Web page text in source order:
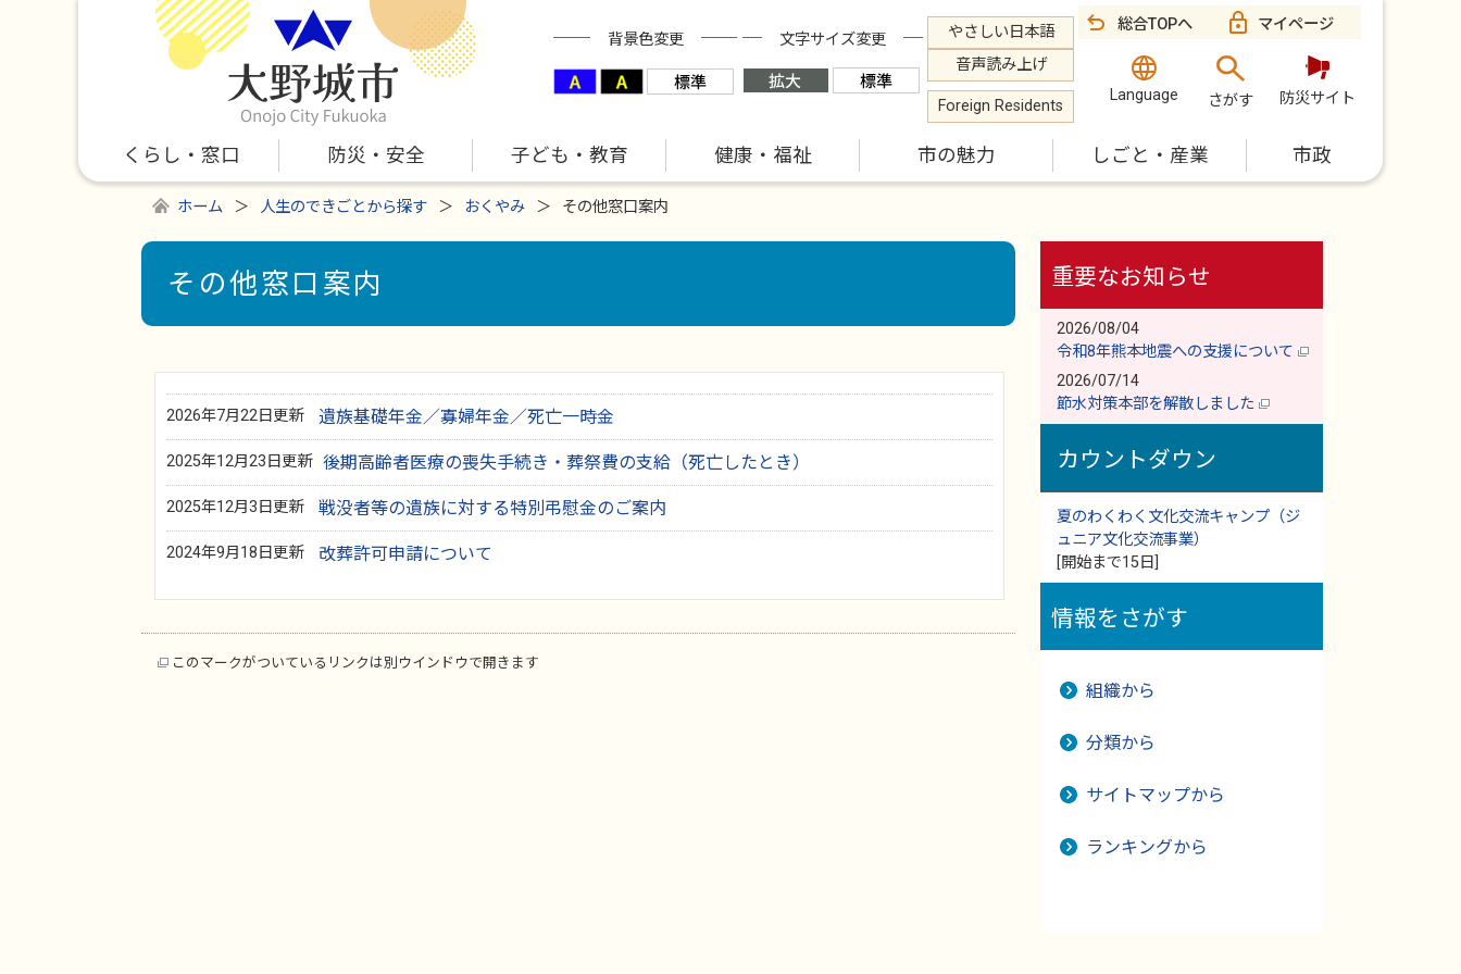
背景色変更 文字サイズ変更
やさしい日本語
音声読み上げ
Foreign Residents
総合TOPへ マイページ
Language さがす 防災サイト
くらし・窓口 防災・安全 子ども・教育 健康・福祉 市の魅力 しごと・産業 市政
ホーム 人生のできごとから探す おくやみ その他窓口案内
その他窓口案内
2026年7月22日更新 遺族基礎年金／寡婦年金／死亡一時金
2025年12月23日更新 後期高齢者医療の喪失手続き・葬祭費の支給（死亡したとき）
2025年12月3日更新 戦没者等の遺族に対する特別弔慰金のご案内
2024年9月18日更新 改葬許可申請について
このマークがついているリンクは別ウインドウで開きます
重要なお知らせ
2026/08/04
令和8年熊本地震への支援について
2026/07/14
節水対策本部を解散しました
カウントダウン
夏のわくわく文化交流キャンプ（ジ
ュニア文化交流事業）
[開始まで15日]
情報をさがす
組織から
分類から
サイトマップから
ランキングから